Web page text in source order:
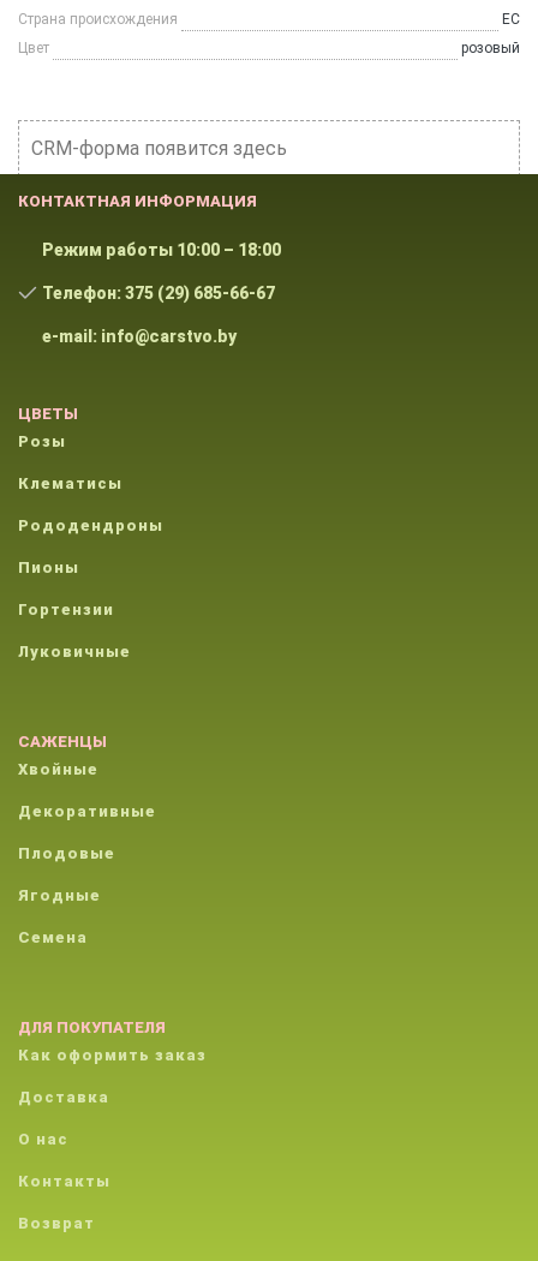
Страна происхождения
ЕС
Цвет
розовый
CRM-форма появится здесь
КОНТАКТНАЯ ИНФОРМАЦИЯ
Режим работы 10:00 – 18:00
Телефон: 375 (29) 685-66-67
e-mail: info@carstvo.by
ЦВЕТЫ
Розы
Клематисы
Рододендроны
Пионы
Гортензии
Луковичные
САЖЕНЦЫ
Хвойные
Декоративные
Плодовые
Ягодные
Семена
ДЛЯ ПОКУПАТЕЛЯ
Как оформить заказ
Доставка
О нас
Контакты
Возврат